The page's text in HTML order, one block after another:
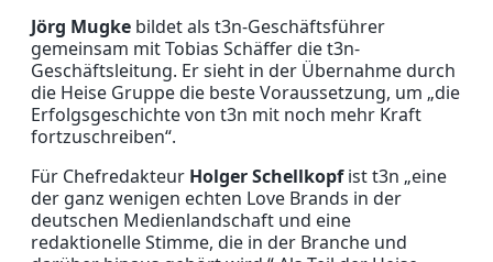
Jörg Mugke bildet als t3n-Geschäftsführer
gemeinsam mit Tobias Schäffer die t3n-
Geschäftsleitung. Er sieht in der Übernahme durch
die Heise Gruppe die beste Voraussetzung, um „die
Erfolgsgeschichte von t3n mit noch mehr Kraft
fortzuschreiben“.
Für Chefredakteur Holger Schellkopfist t3n „eine
der ganz wenigen echten Love Brands in der
deutschen Medienlandschaft und eine
redaktionelle Stimme, die in der Branche und